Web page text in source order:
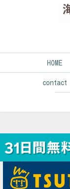
HOME
contact